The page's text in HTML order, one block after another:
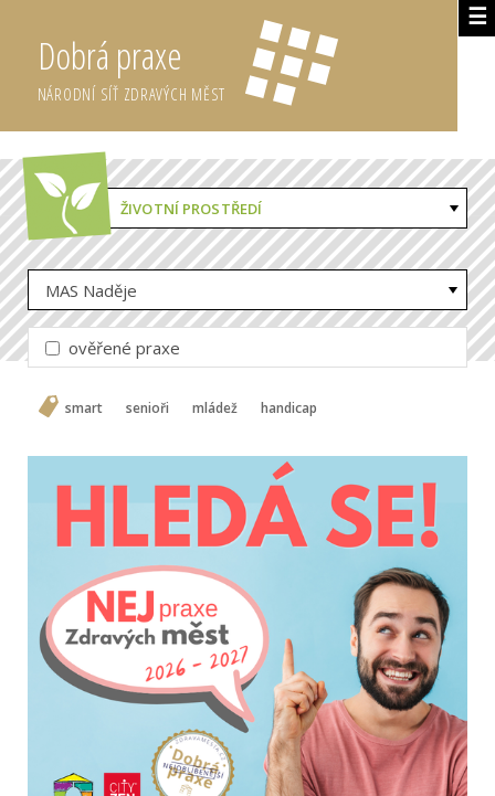
☰
Dobrá praxe
NÁRODNÍ SÍŤ ZDRAVÝCH MĚST
ŽIVOTNÍ PROSTŘEDÍ
MAS Naděje
ověřené praxe
smart senioři mládež handicap